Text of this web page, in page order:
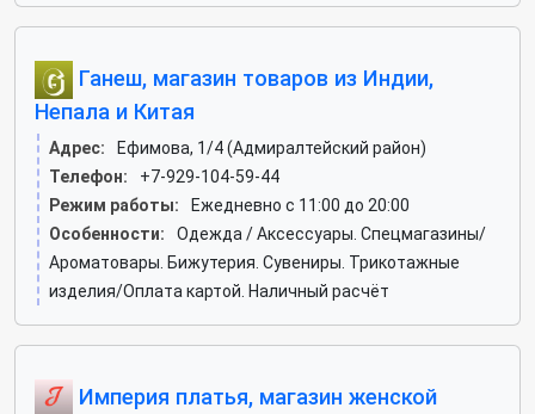
Ганеш, магазин товаров из Индии,
Непала и Китая
Адрес:
Ефимова, 1/4 (Адмиралтейский район)
Телефон:
+7-929-104-59-44
Режим работы:
Ежедневно с 11:00 до 20:00
Особенности:
Одежда / Аксессуары. Спецмагазины/
Ароматовары. Бижутерия. Сувениры. Трикотажные
изделия/Оплата картой. Наличный расчёт
Империя платья, магазин женской